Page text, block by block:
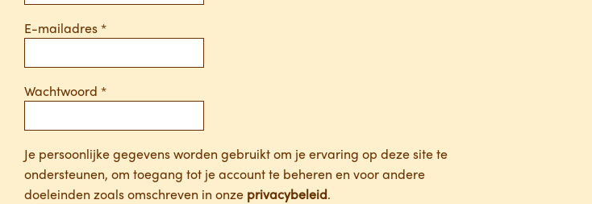
E-mailadres*Vereist
Wachtwoord*Vereist
Je persoonlijke gegevens worden gebruikt om je ervaring op deze site te
ondersteunen, om toegang tot je account te beheren en voor andere
doeleinden zoals omschreven in onze privacybeleid.